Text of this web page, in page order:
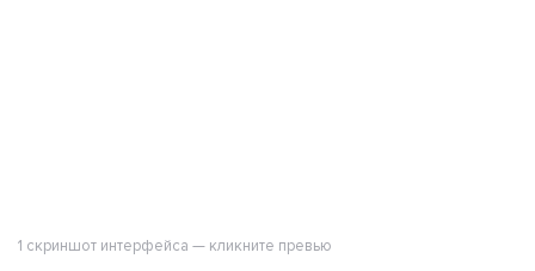
1 скриншот интерфейса — кликните превью